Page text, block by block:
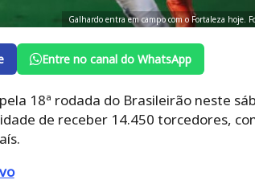
Galhardo entra em campo com o Fortaleza hoje.
Entre no canal do WhatsApp
18ª rodada do Brasileirão neste
de receber 14.450 torcedores,